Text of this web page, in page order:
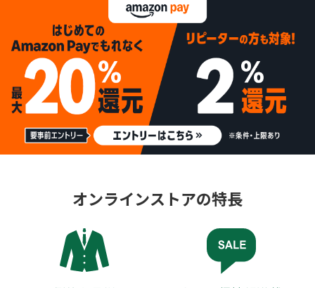
オンラインストアの特長